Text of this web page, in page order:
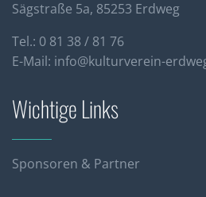
Sägstraße 5a, 85253 Erdweg
Tel.: 0 81 38 / 81 76
E-Mail: info@kulturverein-
Wichtige Links
Sponsoren & Partner